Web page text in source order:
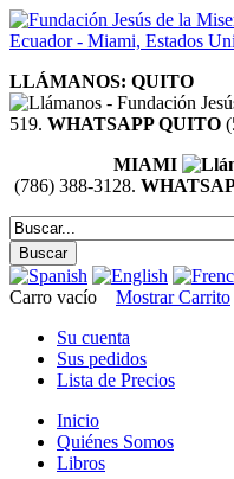
LLÁMANOS: QUITO
519. WHATSAPP QUITO
MIAMI
(786) 388-3128.
Carro vacío
Mostrar Carrito
Su cuenta
Sus pedidos
Lista de Precios
Inicio
Quiénes Somos
Libros